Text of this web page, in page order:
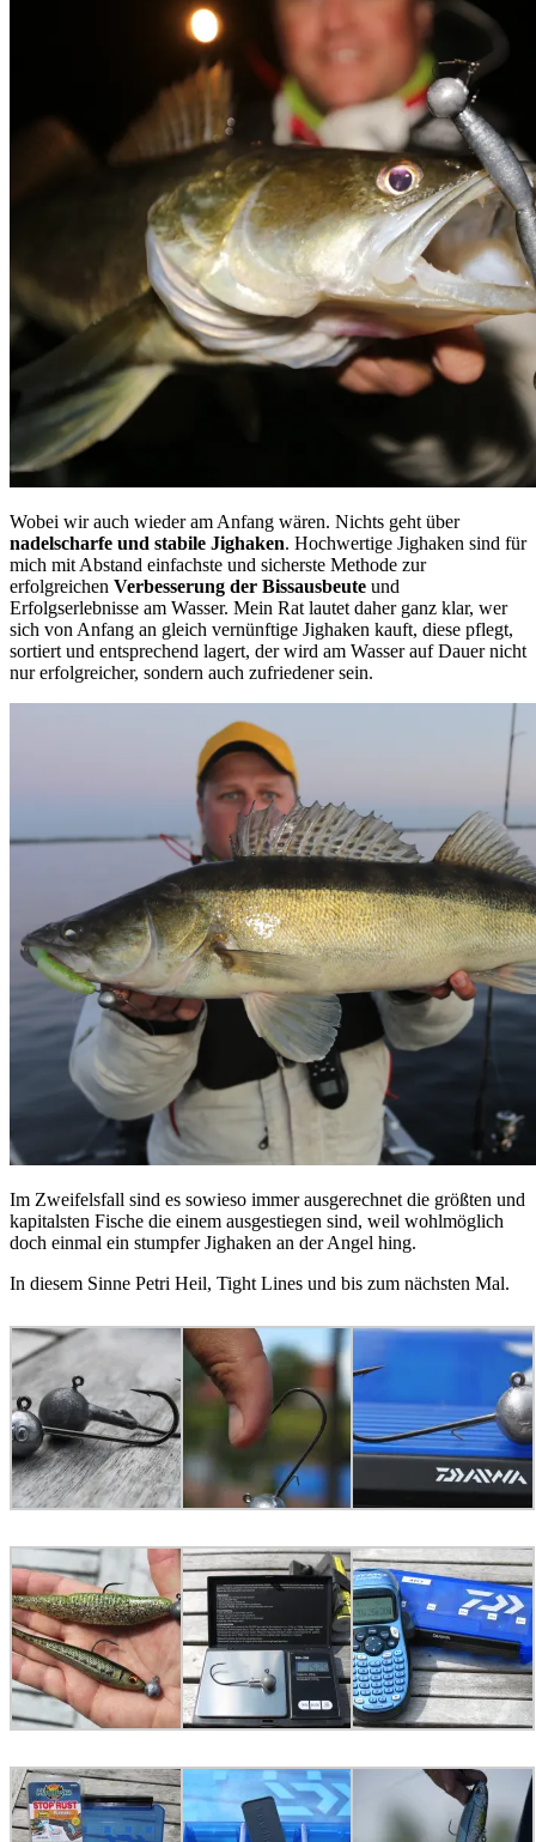
Wobei wir auch wieder am Anfang wären. Nichts geht über
nadelscharfe und stabile Jighaken. Hochwertige Jighaken sind für
mich mit Abstand einfachste und sicherste Methode zur
erfolgreichen Verbesserung der Bissausbeute und
Erfolgserlebnisse am Wasser. Mein Rat lautet daher ganz klar, wer
sich von Anfang an gleich vernünftige Jighaken kauft, diese pflegt,
sortiert und entsprechend lagert, der wird am Wasser auf Dauer nicht
nur erfolgreicher, sondern auch zufriedener sein.
Im Zweifelsfall sind es sowieso immer ausgerechnet die größten und
kapitalsten Fische die einem ausgestiegen sind, weil wohlmöglich
doch einmal ein stumpfer Jighaken an der Angel hing.
In diesem Sinne Petri Heil, Tight Lines und bis zum nächsten Mal.